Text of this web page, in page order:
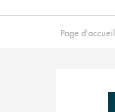
Page d'accueil